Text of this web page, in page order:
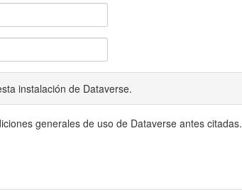
instalación de Dataverse.
generales de uso de Dataverse antes citadas.